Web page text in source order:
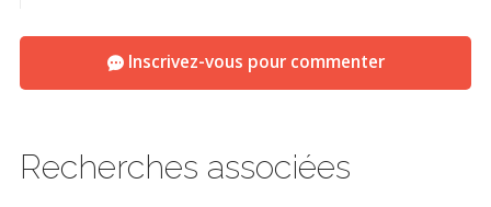
Tests et certifications
Inscrivez-vous pour commenter
Recherches associées